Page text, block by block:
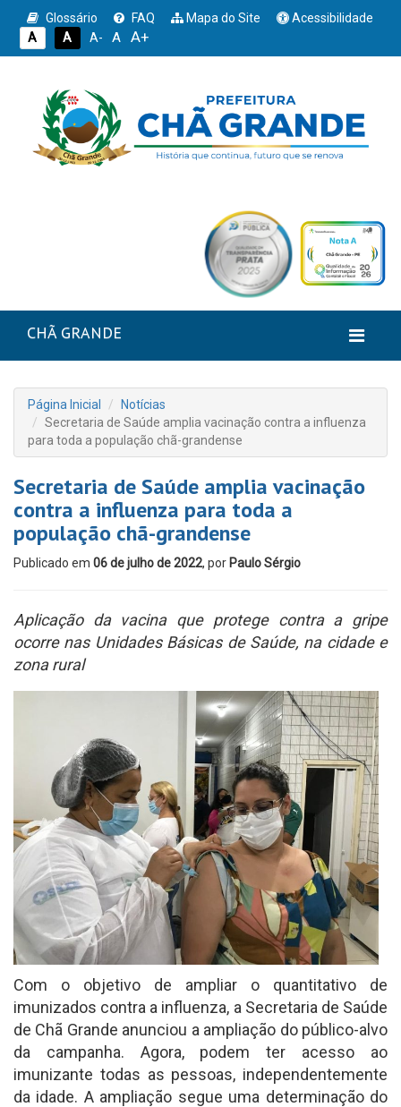
Glossário FAQ Mapa do Site
Acessibilidade
A
A A- A A+
CHÃ GRANDE
Página Inicial
Notícias
Secretaria de Saúde amplia vacinação contra a influenza
para toda a população chã-grandense
Secretaria de Saúde amplia vacinação
contra a influenza para toda a
população chã-grandense
Publicado em 06 de julho de 2022, por Paulo Sérgio
Aplicação da vacina que protege contra a gripe
ocorre nas Unidades Básicas de Saúde, na cidade e
zona rural
Com o objetivo de ampliar o quantitativo de
imunizados contra a influenza, a Secretaria de Saúde
de Chã Grande anunciou a ampliação do público-alvo
da campanha. Agora, podem ter acesso ao
imunizante todas as pessoas, independentemente
da idade. A ampliação segue uma determinação do